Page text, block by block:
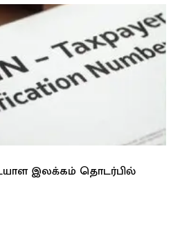
இலக்கம் தொடர்பில்